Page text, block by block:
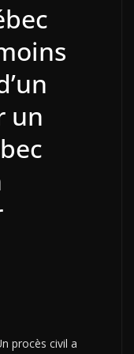
un
procès civil a